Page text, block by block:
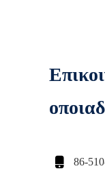
 86-